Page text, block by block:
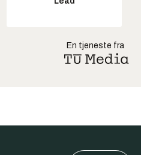
En tjeneste fra